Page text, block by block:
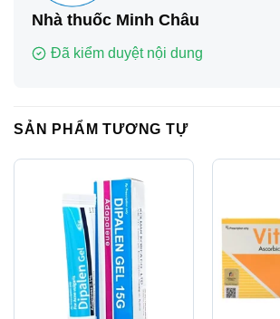
Nhà thuốc Minh Châu
Đã kiểm duyệt nội dung
SẢN PHẨM TƯƠNG TỰ